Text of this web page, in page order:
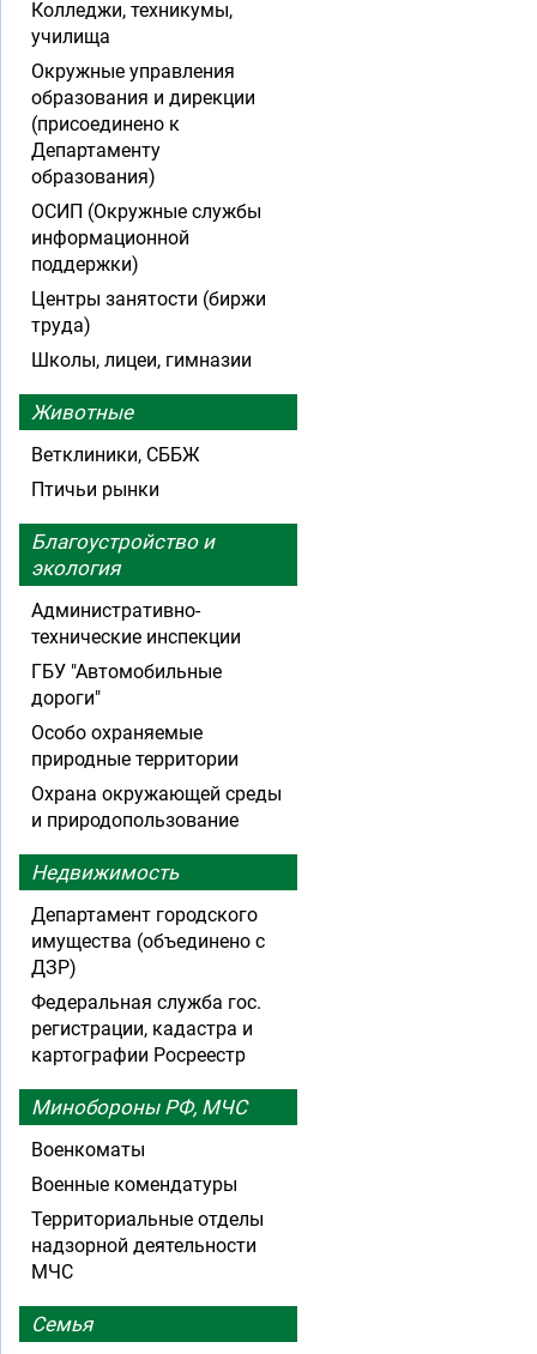
Колледжи, техникумы,
училища
Окружные управления
образования и дирекции
(присоединено к
Департаменту
образования)
ОСИП (Окружные службы
информационной
поддержки)
Центры занятости (биржи
труда)
Школы, лицеи, гимназии
Животные
Ветклиники, СББЖ
Птичьи рынки
Благоустройство и
экология
Административно-
технические инспекции
ГБУ "Автомобильные
дороги"
Особо охраняемые
природные территории
Охрана окружающей среды
и природопользование
Недвижимость
Департамент городского
имущества (объединено с
ДЗР)
Федеральная служба гос.
регистрации, кадастра и
картографии Росреестр
Минобороны РФ, МЧС
Военкоматы
Военные комендатуры
Территориальные отделы
надзорной деятельности
МЧС
Семья